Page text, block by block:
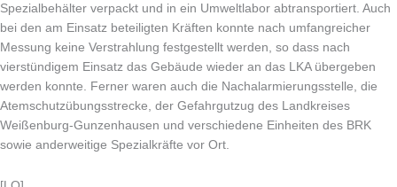
Spezialbehälter verpackt und in ein Umweltlabor abtransportiert. Auch
bei den am Einsatz beteiligten Kräften konnte nach umfangreicher
Messung keine Verstrahlung festgestellt werden, so dass nach
vierstündigem Einsatz das Gebäude wieder an das LKA übergeben
werden konnte. Ferner waren auch die Nachalarmierungsstelle, die
Atemschutzübungsstrecke, der Gefahrgutzug des Landkreises
Weißenburg-Gunzenhausen und verschiedene Einheiten des BRK
sowie anderweitige Spezialkräfte vor Ort.